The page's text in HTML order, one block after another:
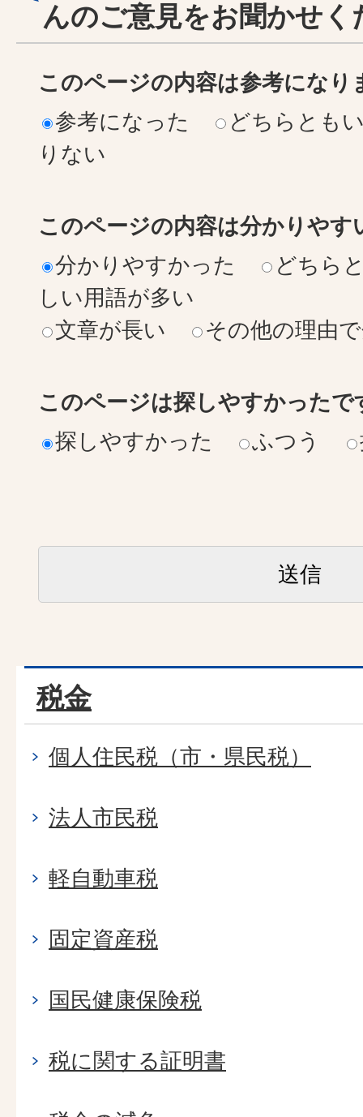
んのご意見をお聞かせく
このページの内容は参考になり
参考になった
どちらとも
りない
このページの内容は分かりやす
分かりやすかった
どちら
しい用語が多い
文章が長い
その他の理由
このページは探しやすかったで
探しやすかった
ふつう
税金
個人住民税（市・県民税）
法人市民税
軽自動車税
固定資産税
国民健康保険税
税に関する証明書